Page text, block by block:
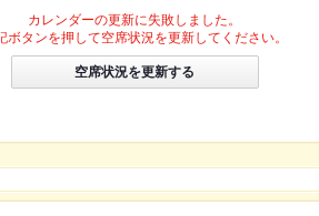
カレンダーの更新に失敗しました。
ボタンを押して空席状況を更新してください。
空席状況を更新する